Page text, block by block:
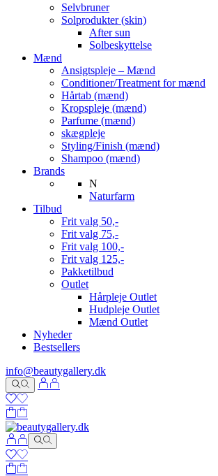
Selvbruner
Solprodukter (skin)
After sun
Solbeskyttelse
Mænd
Ansigtspleje – Mænd
Conditioner/Treatment for mænd
Hårtab (mænd)
Kropspleje (mænd)
Parfume (mænd)
skægpleje
Styling/Finish (mænd)
Shampoo (mænd)
Brands
N
Naturfarm
Tilbud
Frit valg 50,-
Frit valg 75,-
Frit valg 100,-
Frit valg 125,-
Pakketilbud
Outlet
Hårpleje Outlet
Hudpleje Outlet
Mænd Outlet
Nyheder
Bestsellers
info@beautygallery.dk